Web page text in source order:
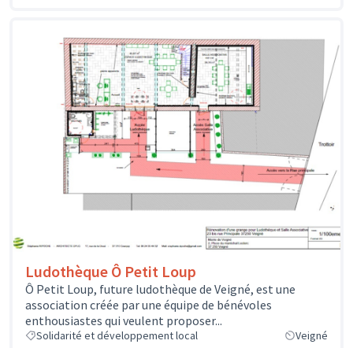
Ludothèque Ô Petit Loup
Ô Petit Loup, future ludothèque de Veigné, est une
association créée par une équipe de bénévoles
enthousiastes qui veulent proposer...
Solidarité et développement local Veigné